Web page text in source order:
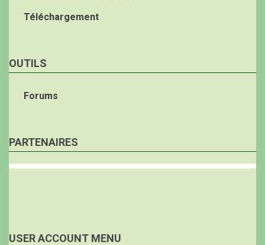
Téléchargement
OUTILS
Forums
PARTENAIRES
USER ACCOUNT MENU